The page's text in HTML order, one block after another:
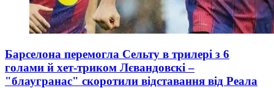
Барселона перемогла Сельту в трилері з 6
голами й хет-триком Лєвандовскі –
"блаугранас" скоротили відставання від Реала